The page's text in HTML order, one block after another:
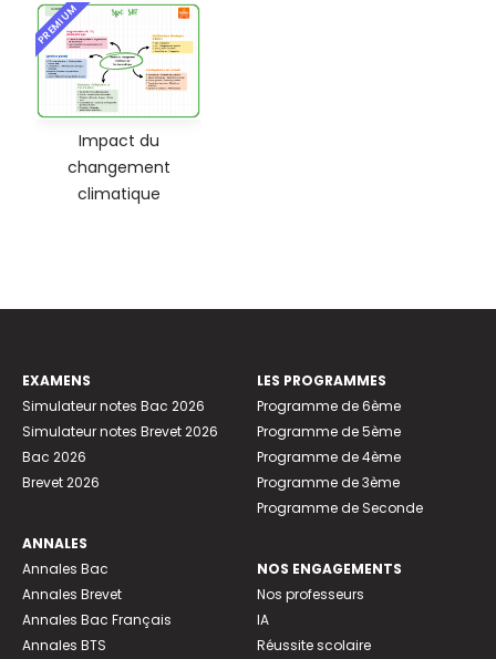
PREMIUM
Impact du
changement
climatique
EXAMENS
Simulateur notes Bac 2026
Simulateur notes Brevet 2026
Bac 2026
Brevet 2026
ANNALES
Annales Bac
Annales Brevet
Annales Bac Français
Annales BTS
LES PROGRAMMES
Programme de 6ème
Programme de 5ème
Programme de 4ème
Programme de 3ème
Programme de Seconde
NOS ENGAGEMENTS
Nos professeurs
IA
Réussite scolaire